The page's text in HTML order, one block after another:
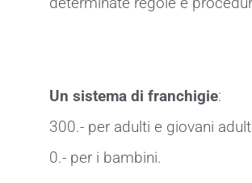
Un sistema di franchigie:
300.- per adulti e giovani
0.- per i bambini.